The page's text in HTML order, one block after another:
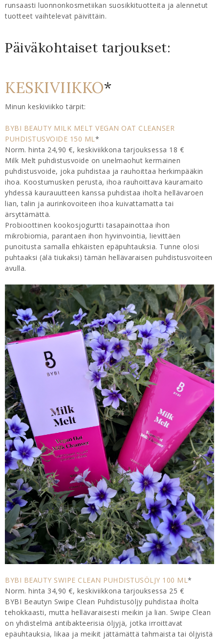
runsaasti luonnonkosmetiikan suosikkituotteita ja alennetut
tuotteet vaihtelevat päivittäin.
Päiväkohtaiset tarjoukset:
KESKIVIIKKO*
Minun keskiviikko tärpit:
BYBI BEAUTY MILK MELT VEGAN OAT CLEANSER
PUHDISTUSVOIDE 150 ML*
Norm. hinta 24,90 €, keskiviikkona tarjouksessa 18 €
Milk Melt puhdistusvoide on unelmaohut kermainen
puhdistusvoide, joka puhdistaa ja rauhoittaa herkimpääkin
ihoa. Koostumusken perusta, ihoa rauhoittava kauramaito
yhdessä kaurauutteen kanssa puhdistaa iholta hellävaroen
lian, talin ja aurinkovoiteen ihoa kuivattamatta tai
ärsyttämättä.
Probioottinen kookosjogurtti tasapainottaa ihon
mikrobiomia, parantaen ihon hyvinvointia, lievittäen
punoitusta samalla ehkäisten epäpuhtauksia. Tunne olosi
puhtaaksi (älä tiukaksi) tämän hellävaraisen puhdistusvoiteen
avulla.
BYBI BEAUTY SWIPE CLEAN PUHDISTUSÖLJY 100 ML*
Norm. hinta 34,90 €, keskiviikkona tarjouksessa 25 €
BYBI Beautyn Swipe Clean Puhdistusöljy puhdistaa iholta
tehokkaasti, mutta hellävaraisesti meikin ja lian. Swipe Clean
on yhdistelmä antibakteerisia öljyjä, jotka irroittavat
epäuhtauksia, likaa ja meikit jättämättä tahmaista tai öljyistä